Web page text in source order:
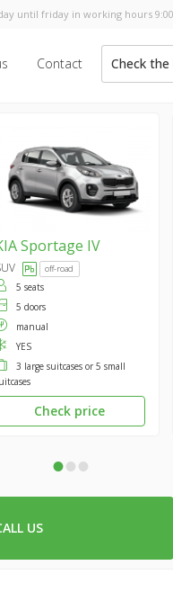
until friday in working hours
Contact Check
Sportage IV
off-road
5 seats
5 doors
manual
YES
3 large suitcases or 5 small
Check price
•••
US